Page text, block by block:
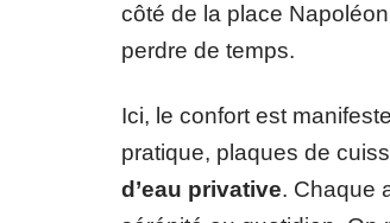
côté de la place
perdre de temps.
Ici, le confort est
pratique, plaques de
d’eau privative. Chaque